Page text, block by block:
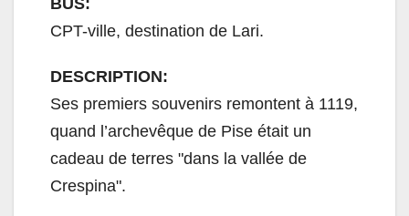
BUS:
CPT-ville, destination de Lari.
DESCRIPTION:
Ses premiers souvenirs remontent à 1119,
quand l’archevêque de Pise était un
cadeau de terres "dans la vallée de
Crespina".